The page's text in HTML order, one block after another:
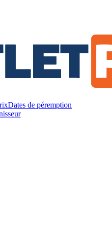
Dates de péremption